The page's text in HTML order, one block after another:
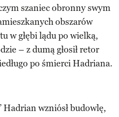
szaniec obronny swym
obszarów
w głębi lądu po wielką,
– z dumą głosił retor
po śmierci Hadriana.
Hadrian wzniósł budowlę,